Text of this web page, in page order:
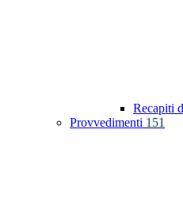
Recapiti
Provvedimenti 151